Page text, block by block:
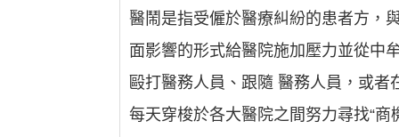
醫鬧是指受僱於醫療糾紛的患者方，
面影響的形式給醫院施加壓力並從中
毆打醫務人員、跟隨 醫務人員，或
每天穿梭於各大醫院之間努力尋找“